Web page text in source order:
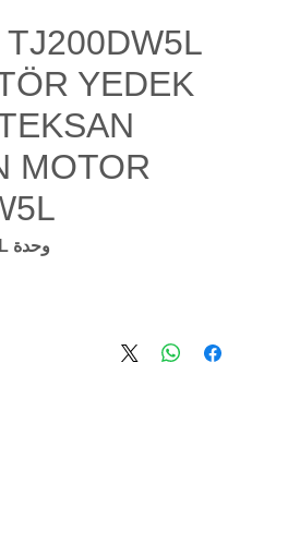
YEDEK
MOTOR
وحدة SKU: TJ200DW5L